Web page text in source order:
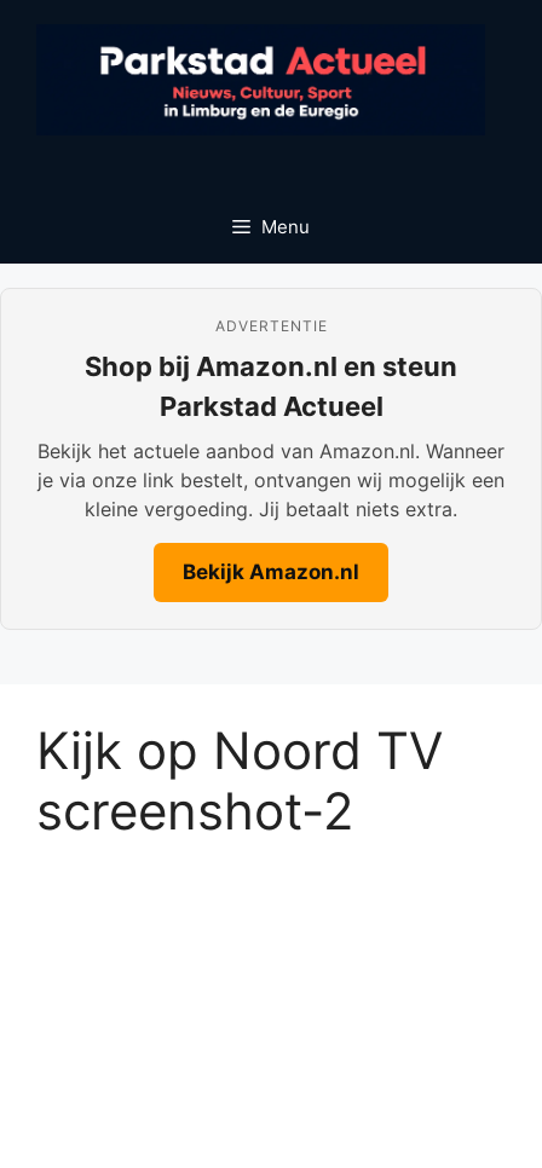
Menu
ADVERTENTIE
Shop bij Amazon.nl en steun
Parkstad Actueel
Bekijk het actuele aanbod van Amazon.nl. Wanneer
je via onze link bestelt, ontvangen wij mogelijk een
kleine vergoeding. Jij betaalt niets extra.
Bekijk Amazon.nl
Kijk op Noord TV
screenshot-2